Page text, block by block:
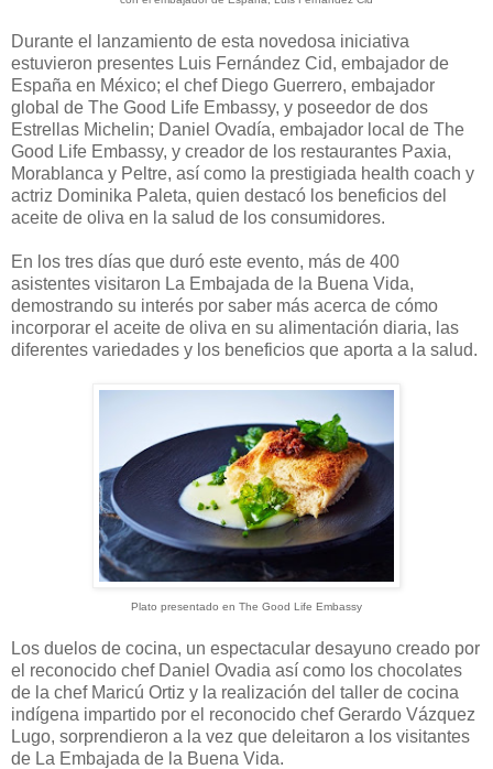
Durante el lanzamiento de esta novedosa iniciativa
estuvieron presentes Luis Fernández Cid, embajador de
España en México; el chef Diego Guerrero, embajador
global de The Good Life Embassy, y poseedor de dos
Estrellas Michelin; Daniel Ovadía, embajador local de The
Good Life Embassy, y creador de los restaurantes Paxia,
Morablanca y Peltre, así como la prestigiada health coach y
actriz Dominika Paleta, quien destacó los beneficios del
aceite de oliva en la salud de los consumidores.
En los tres días que duró este evento, más de 400
asistentes visitaron La Embajada de la Buena Vida,
demostrando su interés por saber más acerca de cómo
incorporar el aceite de oliva en su alimentación diaria, las
diferentes variedades y los beneficios que aporta a la salud.
Plato presentado en The Good Life Embassy
Los duelos de cocina, un espectacular desayuno creado por
el reconocido chef Daniel Ovadia así como los chocolates
de la chef Maricú Ortiz y la realización del taller de cocina
indígena impartido por el reconocido chef Gerardo Vázquez
Lugo, sorprendieron a la vez que deleitaron a los visitantes
de La Embajada de la Buena Vida.